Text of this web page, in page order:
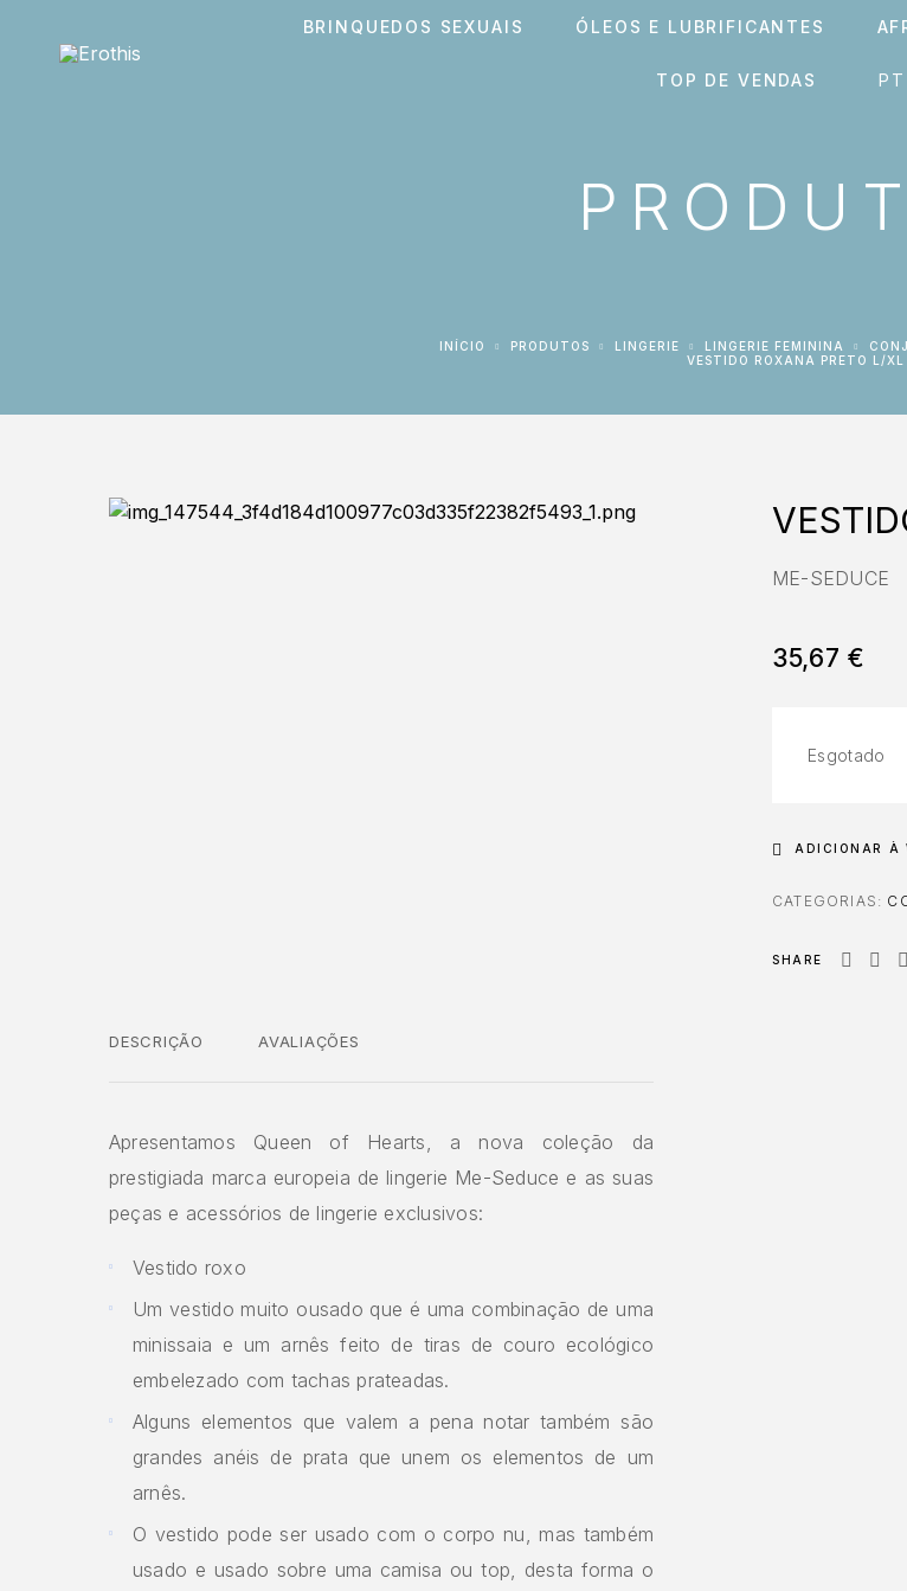
BRINQUEDOS SEXUAIS ÓLEOS E LUBRIFICANTES
TOP DE VENDAS
INÍCIO PRODUTOS LINGERIE LINGERIE FEMININA
VESTIDO ROXANA PRETO L/XL
DESCRIÇÃO AVALIAÇÕES
Apresentamos Queen of Hearts, a nova coleção da
prestigiada marca europeia de lingerie Me-Seduce e as suas
peças e acessórios de lingerie exclusivos:
Vestido roxo
Um vestido muito ousado que é uma combinação de uma
minissaia e um arnês feito de tiras de couro ecológico
embelezado com tachas prateadas.
Alguns elementos que valem a pena notar também são
grandes anéis de prata que unem os elementos de um
arnês.
O vestido pode ser usado com o corpo nu, mas também
usado e usado sobre uma camisa ou top, desta forma o
ME-SEDUCE
35,67 €
Esgotado
ADICIONAR À
CATEGORIAS:
SHARE